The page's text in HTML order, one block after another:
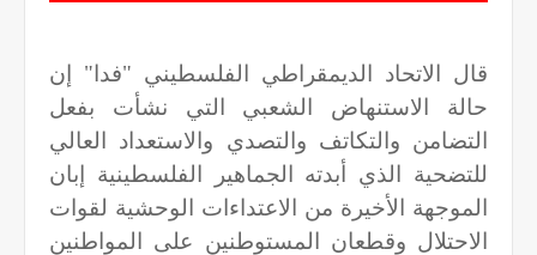
قال الاتحاد الديمقراطي الفلسطيني "فدا" إن
حالة الاستنهاض الشعبي التي نشأت بفعل
التضامن والتكاتف والتصدي والاستعداد العالي
للتضحية الذي أبدته الجماهير الفلسطينية إبان
الموجهة الأخيرة من الاعتداءات الوحشية لقوات
الاحتلال وقطعان المستوطنين على المواطنين